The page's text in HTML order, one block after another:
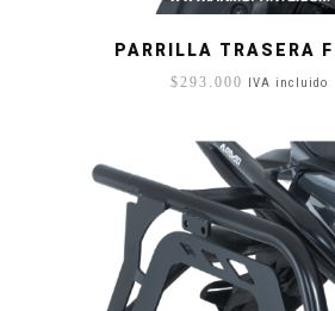
PARRILLA TRASERA
$293.000 IVA incluido